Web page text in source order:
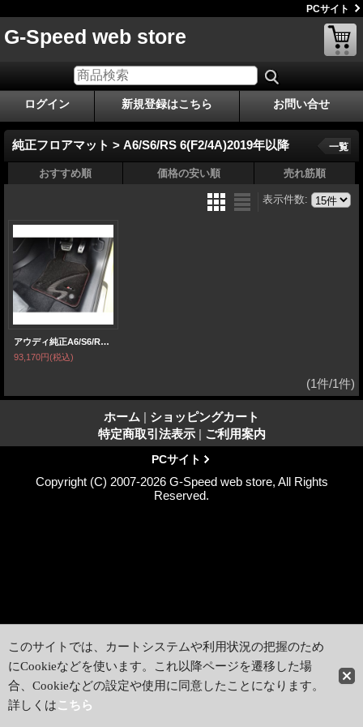
PCサイト
G-Speed web store
ログイン 新規登録はこちら お問い合せ
純正フロアマット > A6/S6/RS 6(F2/4A)2019年以降 一覧
おすすめ順 価格の安い順 売れ筋順
表示件数:
アウディ純正A6/S6/RS 6(F2/4A)用オプションフロアマット
93,170円(税込)
(1件/1件)
ホーム | ショッピングカート
特定商取引法表示 | ご利用案内
PCサイト
Copyright (C) 2007-2026 G-Speed web store, All Rights
Reserved.
このサイトでは、カートシステムや利用状況の把握のため
にCookieなどを使います。これ以降ページを遷移した場
合、Cookieなどの設定や使用に同意したことになります。
詳しくはこちら